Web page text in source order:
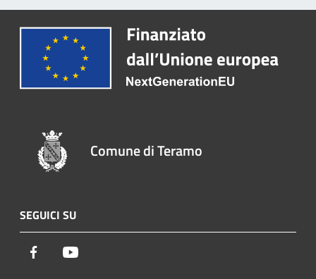
Comune di Teramo
SEGUICI SU
Facebook